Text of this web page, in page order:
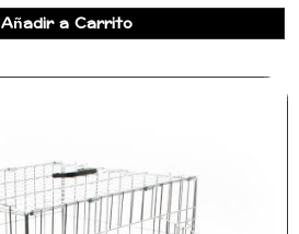
Añadir a Carrito